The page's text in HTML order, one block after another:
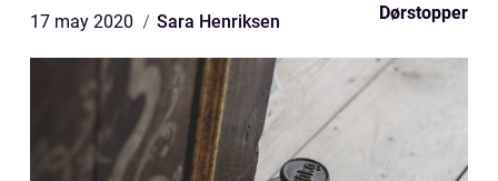
17 may 2020 Sara Henriksen Dørstopper